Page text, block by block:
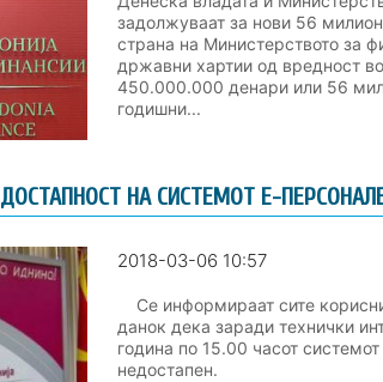
задолжуваат за нови 56
страна на Министерството за
државни хартии од вредност
450.000.000 денари или 56
годишни...
НА СИСТЕМОТ Е-
2018-03-06 10:57
Се информираат сите
данок дека заради технички
година по 15.00 часот
недостапен.